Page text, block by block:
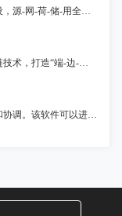
提供线上平台、线下全冷热场景一体化规划建设，源-网-荷-储-用全环节参与、多能互补应用、横向纵向一体化协调运营的整体解决方案。
本方案基于物联网、大数据、人工智能及区块链技术，打造“端-边-云”协同的电机智慧节能体系，为用户提供安全、智能、高效的电机节能数字化服务。
智能微网解决方案主要应用于区域能源的匹配和协调。该软件可以进行智能配电和储能调度，实现对微电网的全面监控和管理。同时，该软件提供了强大的数据分析和预测功能，帮助用户制定更加科学合理的能源规划和调度方案。海微网—智能微网是建设智慧城市的重要工具，对提高城市能源利用效率和减少环境污染具有重要意义。